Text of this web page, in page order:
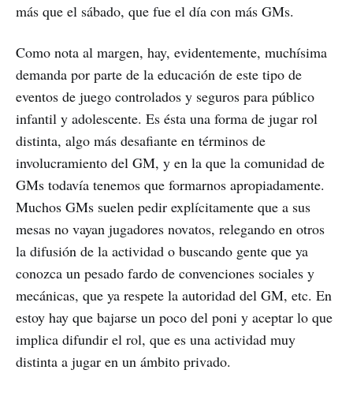
más que el sábado, que fue el día con más GMs.
Como nota al margen, hay, evidentemente, muchísima
demanda por parte de la educación de este tipo de
eventos de juego controlados y seguros para público
infantil y adolescente. Es ésta una forma de jugar rol
distinta, algo más desafiante en términos de
involucramiento del GM, y en la que la comunidad de
GMs todavía tenemos que formarnos apropiadamente.
Muchos GMs suelen pedir explícitamente que a sus
mesas no vayan jugadores novatos, relegando en otros
la difusión de la actividad o buscando gente que ya
conozca un pesado fardo de convenciones sociales y
mecánicas, que ya respete la autoridad del GM, etc. En
estoy hay que bajarse un poco del poni y aceptar lo que
implica difundir el rol, que es una actividad muy
distinta a jugar en un ámbito privado.